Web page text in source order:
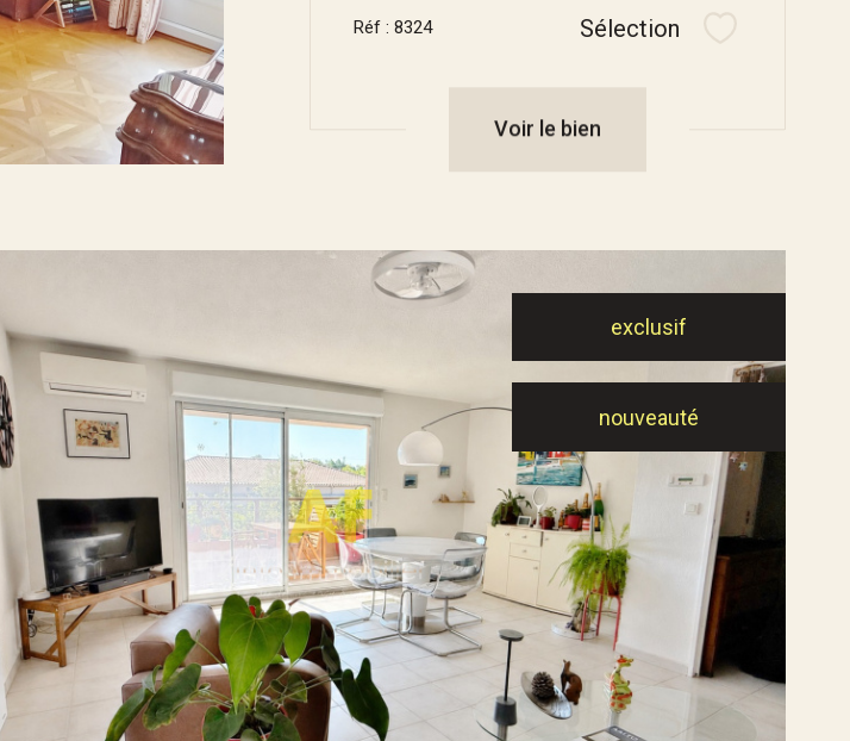
Réf : 8324 Sélection
Voir le bien
exclusif
nouveauté